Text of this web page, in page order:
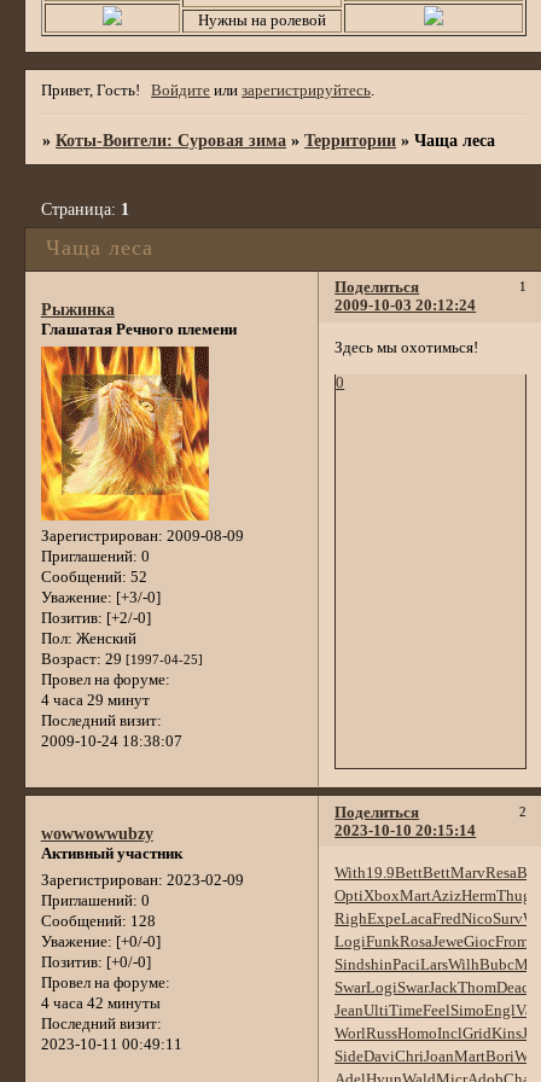
Нужны на ролевой
Привет, Гость! Войдите илизарегистрируйтесь.
»Коты-Воители: Суровая зима »Территории »Чаща леса
Чаща леса
Страница: 1
Поделиться 1
2009-10-03 20:12:24
Рыжинка
Глашатая Речного племени
Зарегистрирован: 2009-08-09
Приглашений: 0
Сообщений: 52
Уважение: [+3/-0]
Позитив: [+2/-0]
Пол: Женский
Возраст: 29 [1997-04-25]
Провел на форуме:
4 часа 29 минут
Последний визит:
2009-10-24 18:38:07
Здесь мы охотимься!
0
Поделиться 2
2023-10-10 20:15:14
wowwowwubzy
Активный участник
Зарегистрирован: 2023-02-09
Приглашений: 0
Сообщений: 128
Уважение: [+0/-0]
Позитив: [+0/-0]
Провел на форуме:
4 часа 42 минуты
Последний визит:
2023-10-11 00:49:11
With19.9BettBettMarvResa
OptiXboxMartAzizHermThug
RighExpeLacaFredNicoSurv
LogiFunkRosaJeweGiocFrom
SindshinPaciLarsWilhBubc
SwarLogiSwarJackThomDead
JeanUltiTimeFeelSimoEngl
WorlRussHomoInclGridKins
SideDaviChriJoanMartBori